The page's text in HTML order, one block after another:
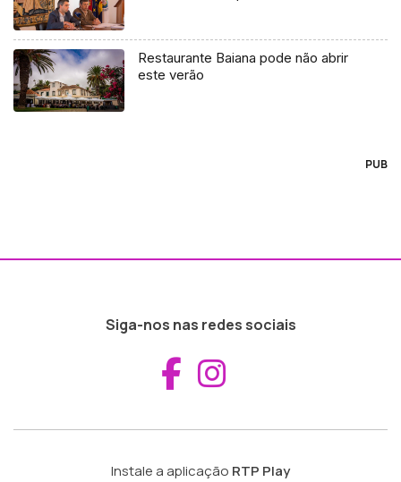
Restaurante Baiana pode não abrir
este verão
PUB
Siga-nos nas redes sociais
Aceder ao
Instale a aplicação RTP Play